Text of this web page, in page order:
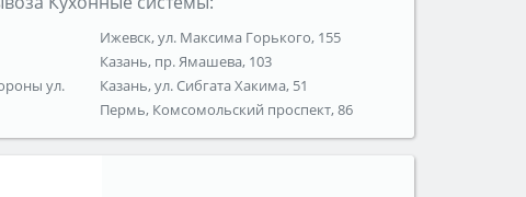
ул.
Ижевск, ул. Максима Горького, 155
Казань, пр. Ямашева, 103
Казань, ул. Сибгата Хакима, 51
Пермь, Комсомольский проспект, 86